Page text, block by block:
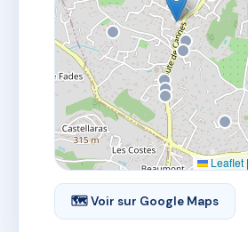
Leaflet |
🗺 Voir sur Google Maps